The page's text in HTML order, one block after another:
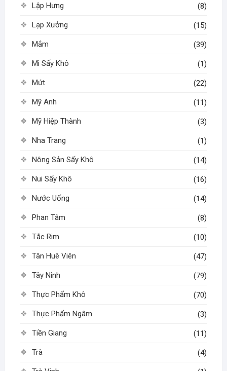
Lập Hưng (8)
Lạp Xưởng (15)
Mắm (39)
Mì Sấy Khô (1)
Mứt (22)
Mỹ Anh (11)
Mỹ Hiệp Thành (3)
Nha Trang (1)
Nông Sản Sấy Khô (14)
Nui Sấy Khô (16)
Nước Uống (14)
Phan Tâm (8)
Tắc Rim (10)
Tân Huê Viên (47)
Tây Ninh (79)
Thực Phẩm Khô (70)
Thực Phẩm Ngâm (3)
Tiền Giang (11)
Trà (4)